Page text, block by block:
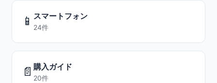
📱 スマートフォン
24件
📄 購入ガイド
20件